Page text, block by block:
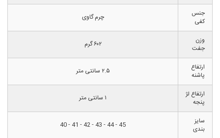
جنس
کفی
چرم گاوی
وزن
جفت
۶۰۲ گرم
ارتفاع
پاشنه
۲.۵ سانتی متر
ارتفاع لژ
پنجه
۱ سانتی متر
سایز
بندی
45 - 44 - 43 - 42 - 41 - 40